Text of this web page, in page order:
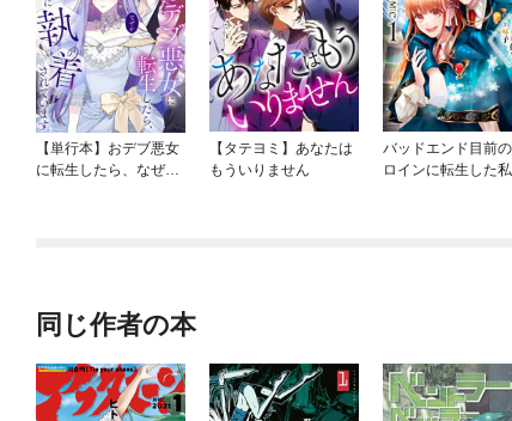
【単行本】おデブ悪女
に転生したら、なぜか
【タテヨミ】あなたは
もういりません
バッドエンド目前
ロインに転生した
同じ作者の本